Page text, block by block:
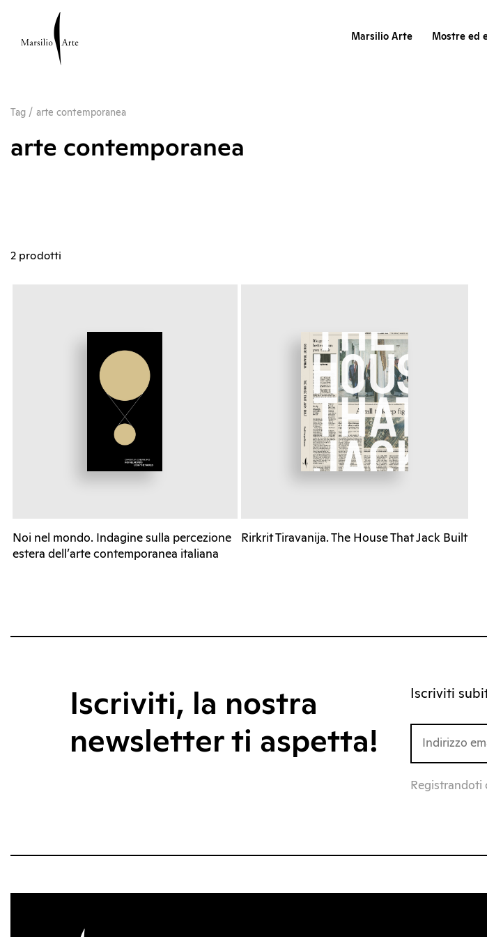
Marsilio Arte Mostre ed
Tag / arte contemporanea
arte contemporanea
2 prodotti
Noi nel mondo. Indagine sulla percezione
estera dell’arte contemporanea italiana
Rirkrit Tiravanija. The House That Jack Built
Iscriviti, la nostra
newsletter ti aspetta!
Iscriviti
Registrandoti